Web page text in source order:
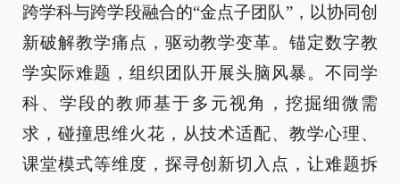
跨学科与跨学段融合的“金点子团队”，以协同创
新破解教学痛点，驱动教学变革。锚定数字教
学实际难题，组织团队开展头脑风暴。不同学
科、学段的教师基于多元视角，挖掘细微需
求，碰撞思维火花，从技术适配、教学心理、
课堂模式等维度，探寻创新切入点，让难题拆